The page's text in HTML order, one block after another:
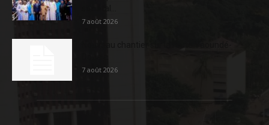
7 août 2026
7 août 2026